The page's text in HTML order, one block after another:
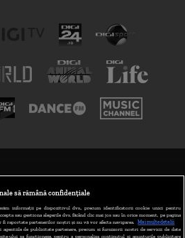
DIGI TV
să rămână confidențiale
informații pe dispozitivul dvs., precum identificatorii cookie unici pentru
sau gestiona alegerile dvs. făcând clic mai jos sau în orice moment, pe pagina
fi raportate partenerilor noștri și nu vă vor afecta navigarea.
Mai multe detalii
agentiile de publicitate partenere, precum si furnizorii nostri de servicii de date
ului sa functioneze, pentru a personaliza continutul si anunturile publicitare